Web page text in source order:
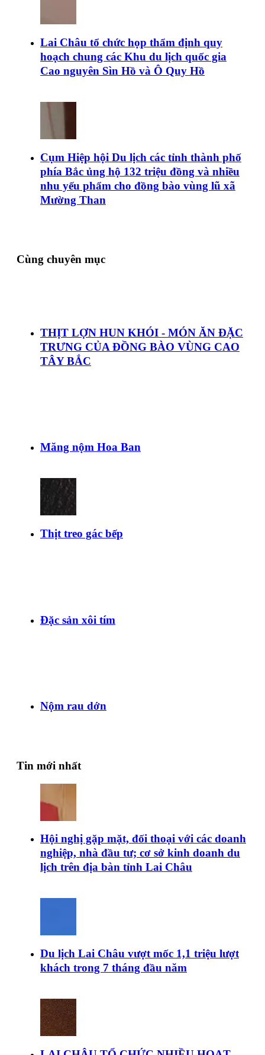
Lai Châu tổ chức họp thẩm định quy
hoạch chung các Khu du lịch quốc gia
Cao nguyên Sìn Hồ và Ô Quy Hồ
Cụm Hiệp hội Du lịch các tỉnh thành phố
phía Bắc ủng hộ 132 triệu đồng và nhiều
nhu yếu phẩm cho đồng bào vùng lũ xã
Mường Than
Cùng chuyên mục
THỊT LỢN HUN KHÓI - MÓN ĂN ĐẶC
TRƯNG CỦA ĐỒNG BÀO VÙNG CAO
TÂY BẮC
Măng nộm Hoa Ban
Thịt treo gác bếp
Đặc sản xôi tím
Nộm rau dớn
Tin mới nhất
Hội nghị gặp mặt, đối thoại với các doanh
nghiệp, nhà đầu tư; cơ sở kinh doanh du
lịch trên địa bàn tỉnh Lai Châu
Du lịch Lai Châu vượt mốc 1,1 triệu lượt
khách trong 7 tháng đầu năm